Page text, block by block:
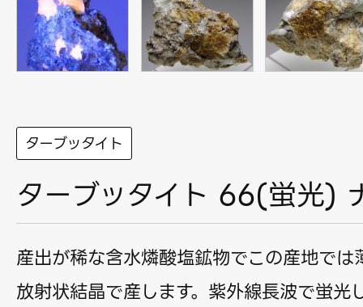
ターブッタイト
ターブッタイト 66(蛍光)
産出が稀な含水燐酸塩鉱物でこの産地で
放射状結晶で産します。紫外線長波で蛍光